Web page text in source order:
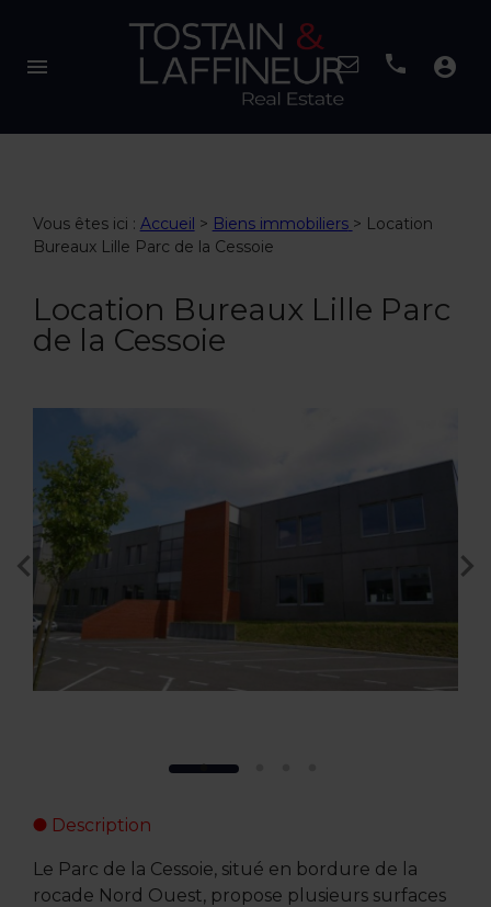
menu account_circle
Vous êtes ici : Accueil > Biens immobiliers > Location
Bureaux Lille Parc de la Cessoie
Location Bureaux Lille Parc
de la Cessoie
Description
Le Parc de la Cessoie, situé en bordure de la
rocade Nord Ouest, propose plusieurs surfaces